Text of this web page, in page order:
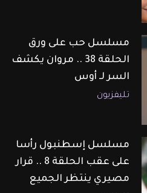
مسلسل حب على ورق
الحلقة 38 .. مروان يكشف
السر لـ أوس
تليفزيون
مسلسل إسطنبول رأسا
على عقب الحلقة 8 .. قرار
مصيري ينتظر الجميع